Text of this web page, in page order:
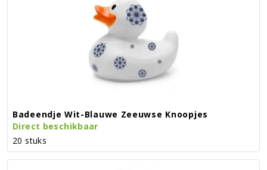
Badeendje Wit-Blauwe Zeeuwse Knoopjes
Direct beschikbaar
20 stuks